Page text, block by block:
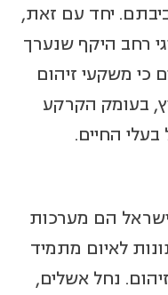
יחד עם זאת,
רחב היקף שנערך
כי משקעי זיהום
בעומק הקרקע
החיים.
הם מערכות
לאיום מתמיד
נחל אשלים,